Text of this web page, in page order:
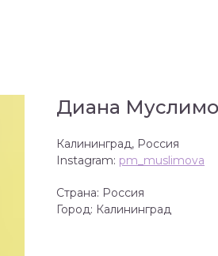
Диана
Калининград, Россия
Instagram: pm_muslimova
Страна: Россия
Город: Калининград